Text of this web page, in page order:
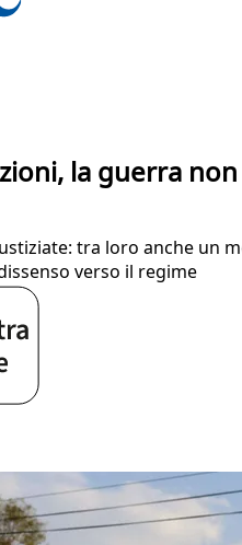
la guerra
tra loro anche un
verso il regime